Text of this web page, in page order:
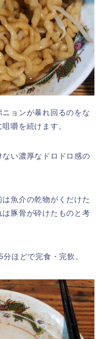
ョンが暴れ回るのをな
嚼を続けます。
い濃厚なドロドロ感の
魚介の乾物がくだけた
豚骨が砕けたものと考
ほどで完食・完飲。